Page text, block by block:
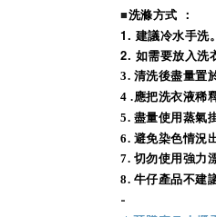
■洗滌方式 ：
1. 建議冷水手洗。
2. 如需要放入洗
3. 清洗後盡量置
4 .應把洗衣液稀
5. 盡量使用蒸氣
6. 避免染色情況
7. 切勿使用強力
8. 牛仔產品不建
-